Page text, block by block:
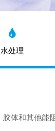
水处理
体和其他能